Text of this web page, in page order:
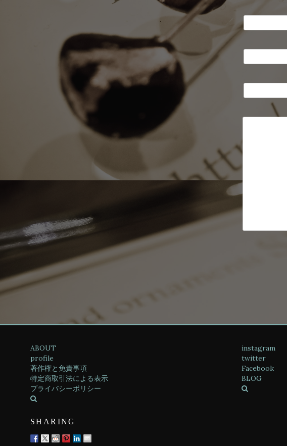
ABOUT
profile
著作権と免責事項
特定商取引法による表示
プライバシーポリシー
instagram
twitter
Facebook
BLOG
SHARING